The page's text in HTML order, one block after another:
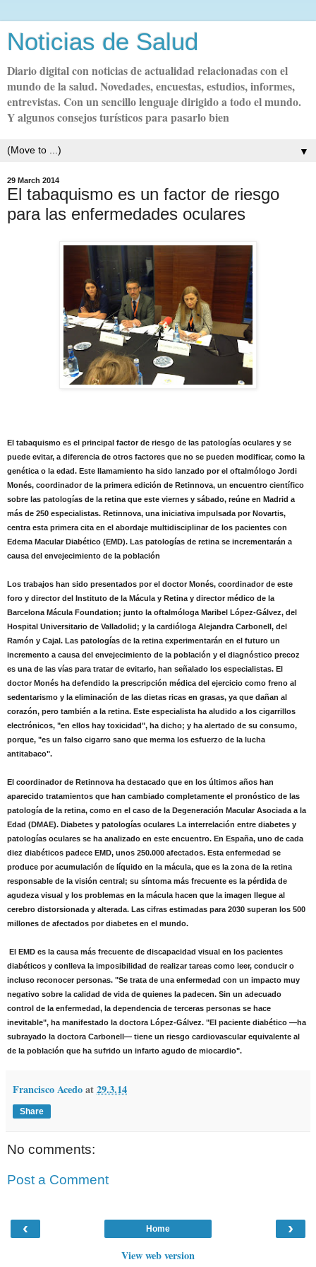
Noticias de Salud
Diario digital con noticias de actualidad relacionadas con el
mundo de la salud. Novedades, encuestas, estudios, informes,
entrevistas. Con un sencillo lenguaje dirigido a todo el mundo.
Y algunos consejos turísticos para pasarlo bien
▼
29 March 2014
El tabaquismo es un factor de riesgo
para las enfermedades oculares
El tabaquismo es el principal factor de riesgo de las patologías oculares y se
puede evitar, a diferencia de otros factores que no se pueden modificar, como la
genética o la edad. Este llamamiento ha sido lanzado por el oftalmólogo Jordi
Monés, coordinador de la primera edición de Retinnova, un encuentro científico
sobre las patologías de la retina que este viernes y sábado, reúne en Madrid a
más de 250 especialistas. Retinnova, una iniciativa impulsada por Novartis,
centra esta primera cita en el abordaje multidisciplinar de los pacientes con
Edema Macular Diabético (EMD). Las patologías de retina se incrementarán a
causa del envejecimiento de la población
Los trabajos han sido presentados por el doctor Monés, coordinador de este
foro y director del Instituto de la Mácula y Retina y director médico de la
Barcelona Mácula Foundation; junto la oftalmóloga Maribel López-Gálvez, del
Hospital Universitario de Valladolid; y la cardióloga Alejandra Carbonell, del
Ramón y Cajal. Las patologías de la retina experimentarán en el futuro un
incremento a causa del envejecimiento de la población y el diagnóstico precoz
es una de las vías para tratar de evitarlo, han señalado los especialistas. El
doctor Monés ha defendido la prescripción médica del ejercicio como freno al
sedentarismo y la eliminación de las dietas ricas en grasas, ya que dañan al
corazón, pero también a la retina. Este especialista ha aludido a los cigarrillos
electrónicos, "en ellos hay toxicidad", ha dicho; y ha alertado de su consumo,
porque, "es un falso cigarro sano que merma los esfuerzo de la lucha
antitabaco".
El coordinador de Retinnova ha destacado que en los últimos años han
aparecido tratamientos que han cambiado completamente el pronóstico de las
patología de la retina, como en el caso de la Degeneración Macular Asociada a la
Edad (DMAE). Diabetes y patologías oculares La interrelación entre diabetes y
patologías oculares se ha analizado en este encuentro. En España, uno de cada
diez diabéticos padece EMD, unos 250.000 afectados. Esta enfermedad se
produce por acumulación de líquido en la mácula, que es la zona de la retina
responsable de la visión central; su síntoma más frecuente es la pérdida de
agudeza visual y los problemas en la mácula hacen que la imagen llegue al
cerebro distorsionada y alterada. Las cifras estimadas para 2030 superan los 500
millones de afectados por diabetes en el mundo.
El EMD es la causa más frecuente de discapacidad visual en los pacientes
diabéticos y conlleva la imposibilidad de realizar tareas como leer, conducir o
incluso reconocer personas. "Se trata de una enfermedad con un impacto muy
negativo sobre la calidad de vida de quienes la padecen. Sin un adecuado
control de la enfermedad, la dependencia de terceras personas se hace
inevitable", ha manifestado la doctora López-Gálvez. "El paciente diabético —ha
subrayado la doctora Carbonell— tiene un riesgo cardiovascular equivalente al
de la población que ha sufrido un infarto agudo de miocardio".
Francisco Acedoat29.3.14
Share
No comments:
Post a Comment
‹ ›
Home
View web version